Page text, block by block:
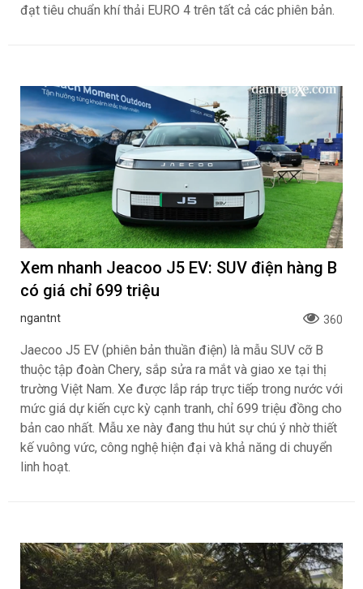
đạt tiêu chuẩn khí thải EURO 4 trên tất cả các phiên bản.
Xem nhanh Jeacoo J5 EV: SUV điện hàng B
có giá chỉ 699 triệu
ngantnt 360
Jaecoo J5 EV (phiên bản thuần điện) là mẫu SUV cỡ B
thuộc tập đoàn Chery, sắp sửa ra mắt và giao xe tại thị
trường Việt Nam. Xe được lắp ráp trực tiếp trong nước với
mức giá dự kiến cực kỳ cạnh tranh, chỉ 699 triệu đồng cho
bản cao nhất. Mẫu xe này đang thu hút sự chú ý nhờ thiết
kế vuông vức, công nghệ hiện đại và khả năng di chuyển
linh hoạt.